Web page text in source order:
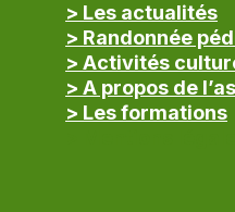
> Les actualités
> Randonnée
> Activités
> A propos de
> Les formations